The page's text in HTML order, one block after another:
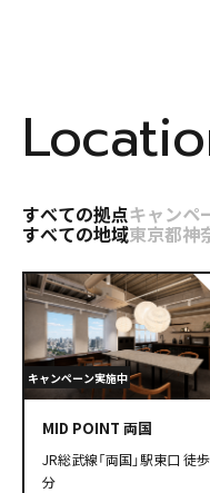
すべての拠点キャンペ
すべての地域東京都神
MID POINT 両国
JR総武線「両国」駅東口 徒
分